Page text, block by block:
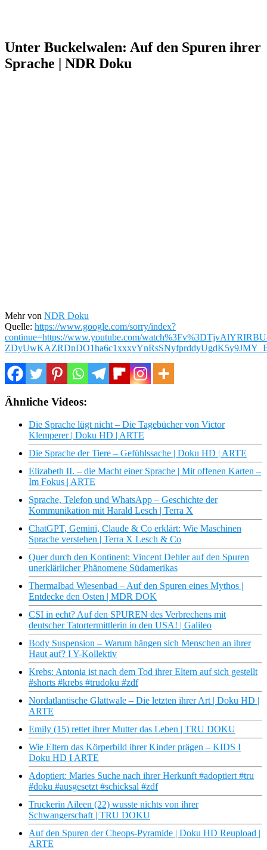
Unter Buckelwalen: Auf den Spuren ihrer
Sprache | NDR Doku
Mehr von NDR Doku
Quelle: https://www.google.com/sorry/index?
continue=https://www.youtube.com/
Ähnliche Videos:
Die Sprache lügt nicht – Die Tagebücher von Victor
Klemperer | Doku HD | ARTE
Die Sprache der Tiere – Gefühlssache | Doku HD | ARTE
Elizabeth II. – die Macht einer Sprache | Mit offenen Karten –
Im Fokus | ARTE
Sprache, Telefon und WhatsApp – Geschichte der
Kommunikation mit Harald Lesch | Terra X
ChatGPT, Gemini, Claude & Co erklärt: Wie Maschinen
Sprache verstehen | Terra X Lesch & Co
Quer durch den Kontinent: Vincent Dehler auf den Spuren
unerklärlicher Phänomene Südamerikas
Thermalbad Wiesenbad – Auf den Spuren eines Mythos |
Entdecke den Osten | MDR DOK
CSI in echt? Auf den SPUREN des Verbrechens mit
deutscher Tatortermittlerin in den USA! | Galileo
Body Suspension – Warum hängen sich Menschen an ihrer
Haut auf? I Y-Kollektiv
Krebs: Antonia ist nach dem Tod ihrer Eltern auf sich gestellt
#shorts #krebs #trudoku #zdf
Nordatlantische Glattwale – Die letzten ihrer Art | Doku HD |
ARTE
Emily (15) rettet ihrer Mutter das Leben | TRU DOKU
Wie Eltern das Körperbild ihrer Kinder prägen – KIDS I
Doku HD I ARTE
Adoptiert: Maries Suche nach ihrer Herkunft #adoptiert #tru
#doku #ausgesetzt #schicksal #zdf
Truckerin Aileen (22) wusste nichts von ihrer
Schwangerschaft | TRU DOKU
Auf den Spuren der Cheops-Pyramide | Doku HD Reupload |
ARTE